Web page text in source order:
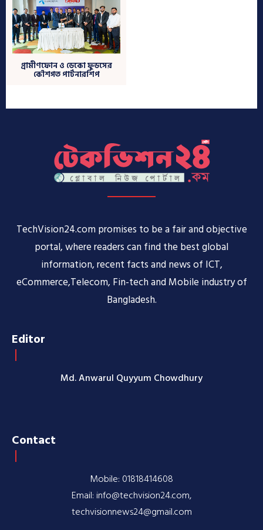
TechVision24.com promises to be a fair and objective
portal, where readers can find the best global
information, recent facts and news of ICT,
eCommerce,Telecom, Fin-tech and Mobile industry of
Bangladesh.
Editor
Md. Anwarul Quyyum Chowdhury
Contact
Mobile: 01818414608
Email: info@techvision24.com,
techvisionnews24@gmail.com